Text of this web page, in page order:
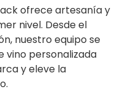
ofrece artesanía y
nivel. Desde el
nuestro equipo se
vino personalizada
y eleve la